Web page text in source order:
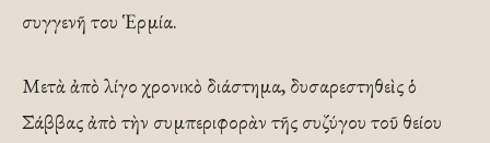
συγγενῆ του Ἑρμία.
Μετὰ ἀπὸ λίγο χρονικὸ διάστημα, δυσαρεστηθεὶς ὁ
Σάββας ἀπὸ τὴν συμπεριφορὰν τῆς συζύγου τοῦ θείου